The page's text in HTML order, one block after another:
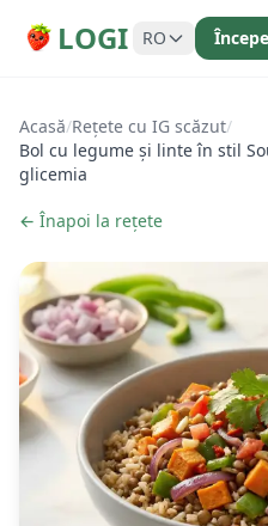
LOGI RO
Acasă/Rețete cu IG scăzut/
Bol cu legume și linte în stil
glicemia
← Înapoi la rețete